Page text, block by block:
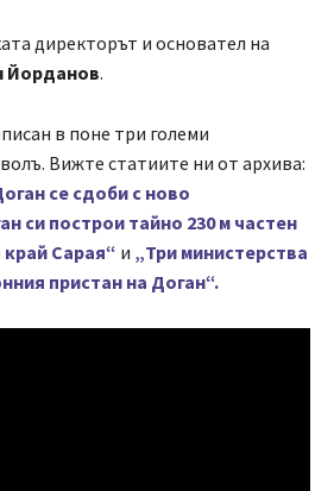
директорът и основател на
Йорданов.
в поне три големи
Вижте статиите ни от архива:
се сдоби с ново
си построи тайно 230 м частен
Сарая“ и „Три министерства
пристан на Доган“.